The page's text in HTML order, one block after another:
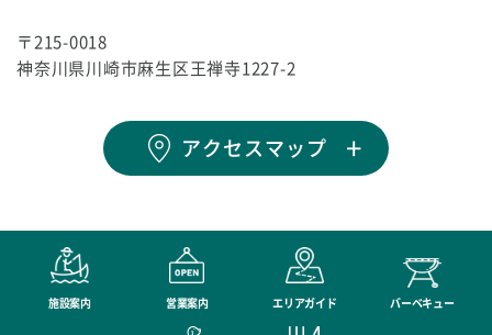
〒215-0018
神奈川県川崎市麻生区王禅寺1227-2
アクセスマップ
施設案内 営業案内 エリアガイド バーベキュー